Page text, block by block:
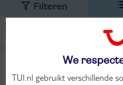
Filteren
Heel goed
Oasis
TUI classificatie
We
TUI.nl gebruikt verschillende